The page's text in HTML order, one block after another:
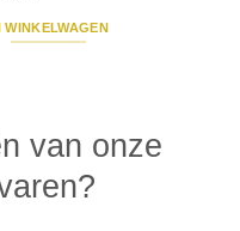
WINKELWAGEN
van onze